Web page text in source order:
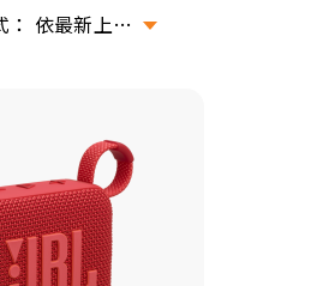
依最新上架排序